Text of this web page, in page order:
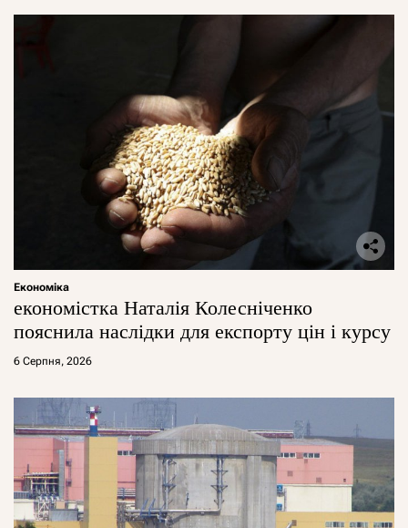
Економіка
економістка Наталія Колесніченко
пояснила наслідки для експорту цін і курсу
6 Серпня, 2026